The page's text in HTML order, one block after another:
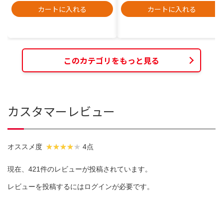
カートに入れる カートに入れる
このカテゴリをもっと見る
カスタマーレビュー
オススメ度 4点
現在、421件のレビューが投稿されています。
レビューを投稿するにはログインが必要です。